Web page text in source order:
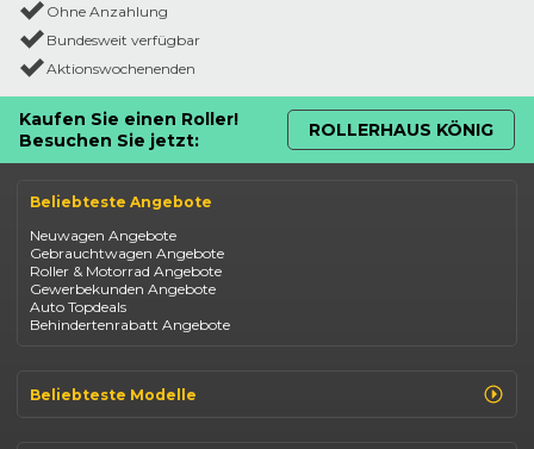
Ohne Anzahlung
Bundesweit verfügbar
Aktionswochenenden
Kaufen Sie einen Roller!
Besuchen Sie jetzt:
ROLLERHAUS KÖNIG
Beliebteste Angebote
Neuwagen Angebote
Gebrauchtwagen Angebote
Roller & Motorrad Angebote
Gewerbekunden Angebote
Auto Topdeals
Behindertenrabatt Angebote
Beliebteste Modelle